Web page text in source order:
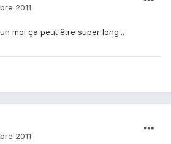
2011
moi ça peut être super long...
2011